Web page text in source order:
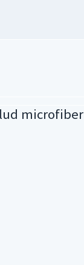
microfiber